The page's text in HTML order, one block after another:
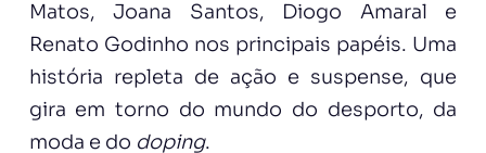
Matos, Joana Santos, Diogo Amaral e
Renato Godinho nos principais papéis. Uma
história repleta de ação e suspense, que
gira em torno do mundo do desporto, da
moda e do doping.